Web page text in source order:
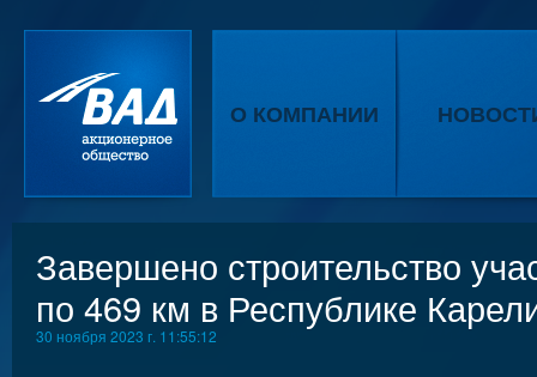
О КОМПАНИИ
Завершено строительство
по 469 км в Республике
30 ноября 2023 г. 11:55:12